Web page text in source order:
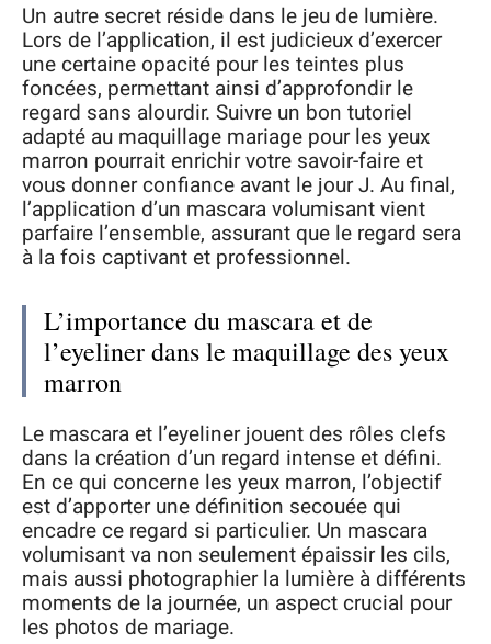
Un autre secret réside dans le jeu de lumière.
Lors de l’application, il est judicieux d’exercer
une certaine opacité pour les teintes plus
foncées, permettant ainsi d’approfondir le
regard sans alourdir. Suivre un bon tutoriel
adapté au maquillage mariage pour les yeux
marron pourrait enrichir votre savoir-faire et
vous donner confiance avant le jour J. Au final,
l’application d’un mascara volumisant vient
parfaire l’ensemble, assurant que le regard sera
à la fois captivant et professionnel.
L’importance du mascara et de
l’eyeliner dans le maquillage des yeux
marron
Le mascara et l’eyeliner jouent des rôles clefs
dans la création d’un regard intense et défini.
En ce qui concerne les yeux marron, l’objectif
est d’apporter une définition secouée qui
encadre ce regard si particulier. Un mascara
volumisant va non seulement épaissir les cils,
mais aussi photographier la lumière à différents
moments de la journée, un aspect crucial pour
les photos de mariage.